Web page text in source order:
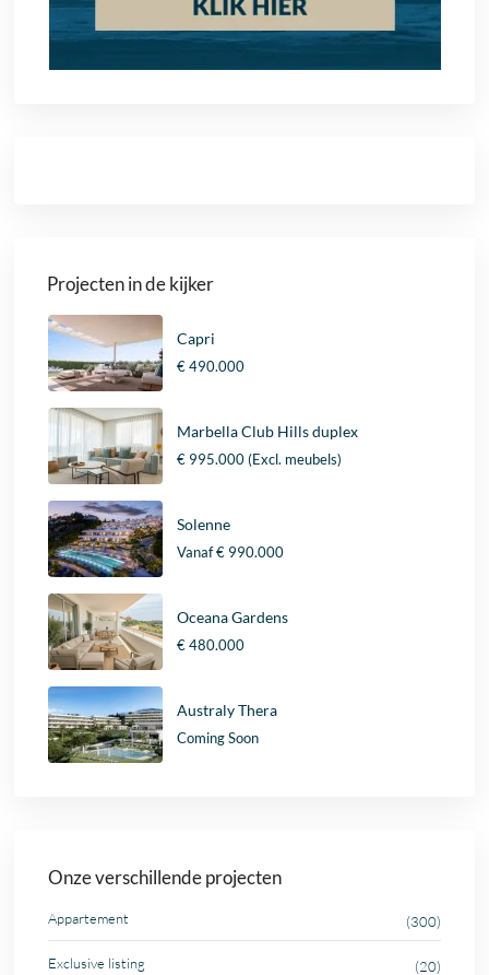
Projecten in de kijker
Capri
€ 490.000
Marbella Club Hills duplex
€ 995.000(Excl. meubels)
Solenne
Vanaf€ 990.000
Oceana Gardens
€ 480.000
Australy Thera
Coming Soon
Onze verschillende projecten
Appartement (300)
Exclusive listing (20)